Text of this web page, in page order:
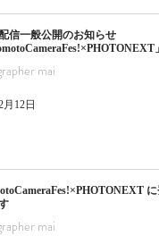
信一般公開のお知らせ
」
mai
月12日
に
mai